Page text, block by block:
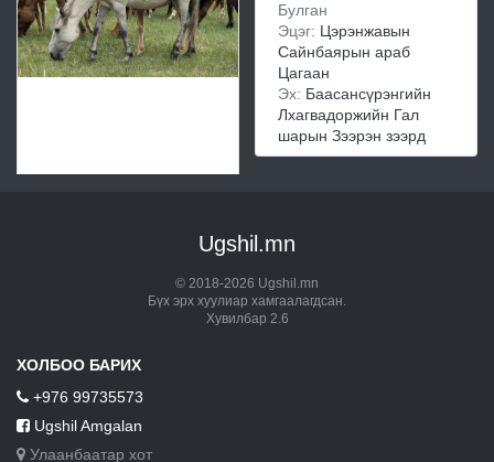
Булган
Эцэг: Цэрэнжавын
Сайнбаярын араб
Цагаан
Эх: Баасансүрэнгийн
Лхагвадоржийн Гал
шарын Зээрэн зээрд
Ugshil.mn
© 2018-2026 Ugshil.mn
Бүх эрх хуулиар хамгаалагдсан.
Хувилбар 2.6
ХОЛБОО БАРИХ
+976 99735573
Ugshil Amgalan
Улаанбаатар хот